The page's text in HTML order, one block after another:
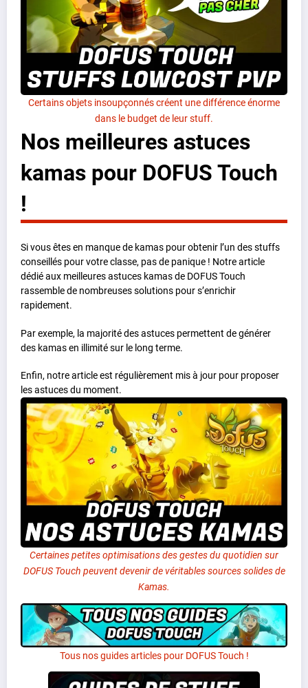
Certains objets insoupçonnés créent une différence énorme
dans le budget de leur stuff.
Nos meilleures astuces
kamas pour DOFUS Touch
!
Si vous êtes en manque de kamas pour obtenir l’un des stuffs
conseillés pour votre classe, pas de panique ! Notre article
dédié aux meilleures astuces kamas de DOFUS Touch
rassemble de nombreuses solutions pour s’enrichir
rapidement.
Par exemple, la majorité des astuces permettent de générer
des kamas en illimité sur le long terme.
Enfin, notre article est régulièrement mis à jour pour proposer
les astuces du moment.
Certaines petites optimisations des gestes du quotidien sur
DOFUS Touch peuvent devenir de véritables sources solides de
Kamas.
Tous nos guides articles pour DOFUS Touch !